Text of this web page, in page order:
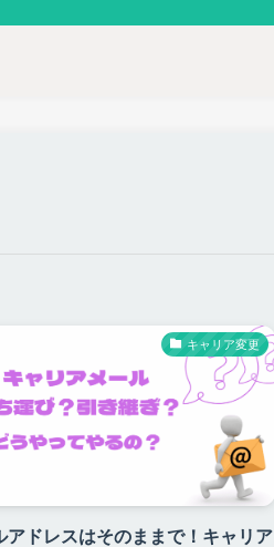
キャリア変更
アドレスはそのままで！キャリア